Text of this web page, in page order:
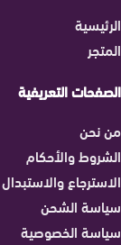
الرئيسية
المتجر
الصفحات التعريفية
من نحن
الشروط والأحكام
الاسترجاع والاستبدال
سياسة الشحن
سياسة الخصوصية